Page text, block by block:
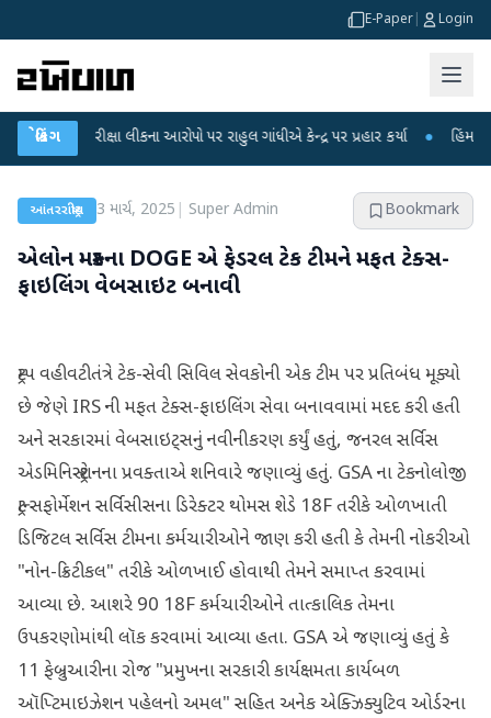
E-Paper Login
બ્રેકિંગ
પરીક્ષા લીકના આરોપો પર રાહુલ ગાંધીએ કેન્દ્ર પર પ્રહાર કર્યા ● હિંમતનગરમાં
આંતરરાષ્ટ્રીય 3 માર્ચ, 2025 Super Admin Bookmark
એલોન મસ્કના DOGE એ ફેડરલ ટેક ટીમને મફત ટેક્સ-
ફાઇલિંગ વેબસાઇટ બનાવી
ટ્રમ્પ વહીવટીતંત્રે ટેક-સેવી સિવિલ સેવકોની એક ટીમ પર પ્રતિબંધ મૂક્યો
છે જેણે IRS ની મફત ટેક્સ-ફાઇલિંગ સેવા બનાવવામાં મદદ કરી હતી
અને સરકારમાં વેબસાઇટ્સનું નવીનીકરણ કર્યું હતું, જનરલ સર્વિસ
એડમિનિસ્ટ્રેશનના પ્રવક્તાએ શનિવારે જણાવ્યું હતું. GSA ના ટેકનોલોજી
ટ્રાન્સફોર્મેશન સર્વિસીસના ડિરેક્ટર થોમસ શેડે 18F તરીકે ઓળખાતી
ડિજિટલ સર્વિસ ટીમના કર્મચારીઓને જાણ કરી હતી કે તેમની નોકરીઓ
"નોન-ક્રિટીકલ" તરીકે ઓળખાઈ હોવાથી તેમને સમાપ્ત કરવામાં
આવ્યા છે. આશરે 90 18F કર્મચારીઓને તાત્કાલિક તેમના
ઉપકરણોમાંથી લૉક કરવામાં આવ્યા હતા. GSA એ જણાવ્યું હતું કે
11 ફેબ્રુઆરીના રોજ "પ્રમુખના સરકારી કાર્યક્ષમતા કાર્યબળ
ઑપ્ટિમાઇઝેશન પહેલનો અમલ" સહિત અનેક એક્ઝિક્યુટિવ ઓર્ડરના